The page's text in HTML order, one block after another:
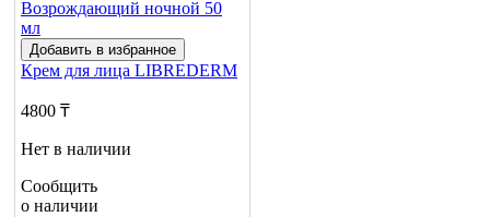
Добавить в избранное
Крем для лица LIBREDERM
4800 ₸
Нет в наличии
Сообщить
о наличии